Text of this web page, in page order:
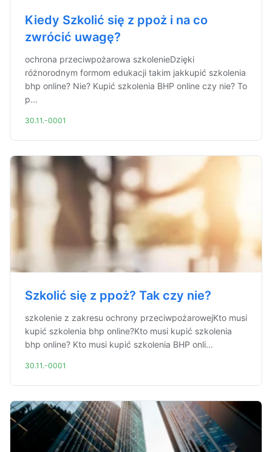
Kiedy Szkolić się z ppoż i na co
zwrócić uwagę?
ochrona przeciwpożarowa szkolenieDzięki
różnorodnym formom edukacji takim jakkupić szkolenia
bhp online? Nie? Kupić szkolenia BHP online czy nie? To
p...
30.11.-0001
Szkolić się z ppoż? Tak czy nie?
szkolenie z zakresu ochrony przeciwpożarowejKto musi
kupić szkolenia bhp online?Kto musi kupić szkolenia
bhp online? Kto musi kupić szkolenia BHP onli...
30.11.-0001